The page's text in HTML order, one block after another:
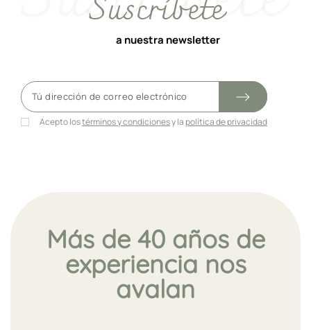
a nuestra newsletter
Acepto lostérminos y condicionesy la política de privacidad
Más de 40 años de
experiencia nos
avalan